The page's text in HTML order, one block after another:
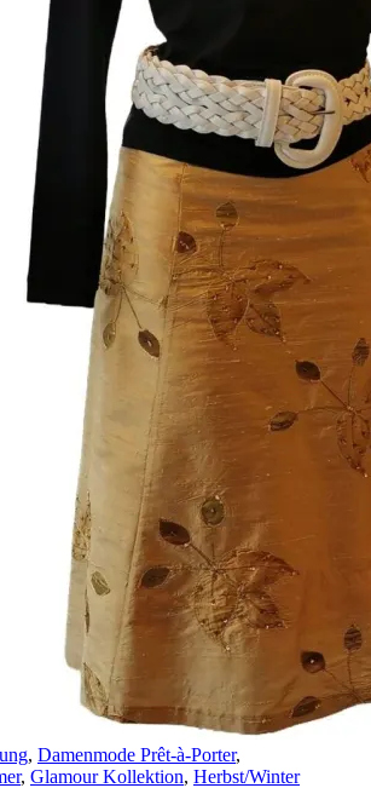
, Damenmode Prêt-à-Porter,
, Glamour Kollektion, Herbst/Winter